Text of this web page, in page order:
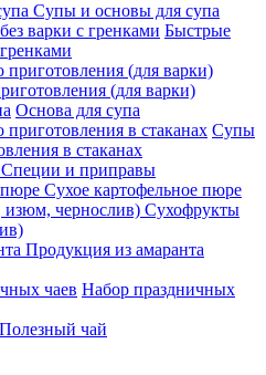
Супы и основы для супа
Быстрые
(для варки)
Основа для супа
Супы
в стаканах
Специи и приправы
Сухое картофельное пюре
Сухофрукты
Продукция из амаранта
Набор праздничных
Полезный чай